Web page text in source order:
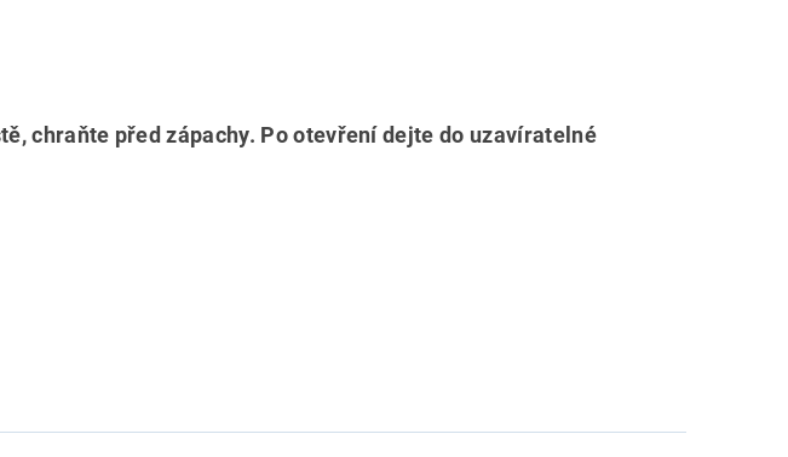
chraňte před zápachy. Po otevření dejte do uzavíratelné